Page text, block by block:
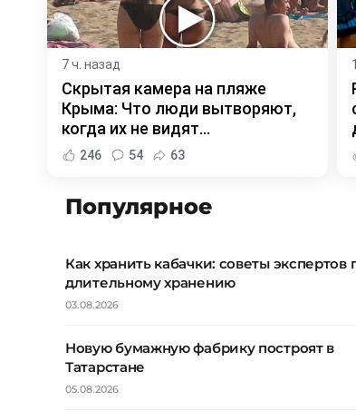
7 ч. назад
Скрытая камера на пляже
Крыма: Что люди вытворяют,
когда их не видят...
246 54 63
Популярное
Как хранить кабачки: советы экспертов
длительному хранению
03.08.2026
Новую бумажную фабрику построят в
Татарстане
05.08.2026